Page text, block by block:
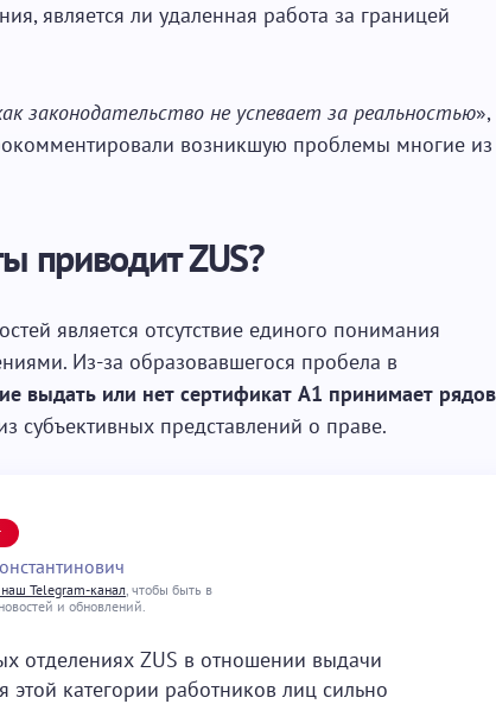
является ли удаленная работа за границей
законодательство не успевает за реальностью
возникшую проблемы многие из
приводит ZUS?
является отсутствие единого понимания
Из-за образовавшегося пробела в
выдать или нет сертификат А1 принимает
субъективных представлений о праве.
Telegram-канал, чтобы быть в
и обновлений.
отделениях ZUS в отношении выдачи
этой категории работников лиц сильно